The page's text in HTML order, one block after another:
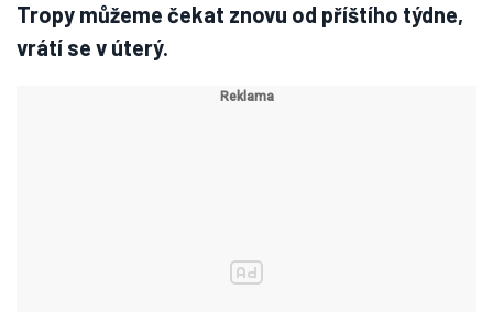
Tropy můžeme čekat znovu od příštího týdne,
vrátí se v úterý.